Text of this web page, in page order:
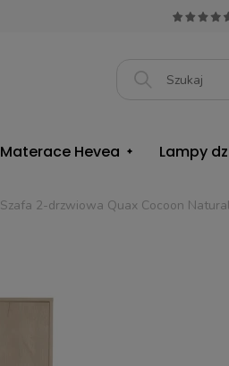
Materace Hevea Lampy
Szafa 2-drzwiowa Quax Cocoon